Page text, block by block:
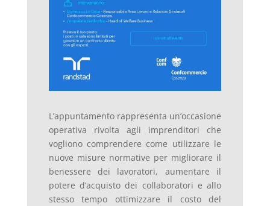
L’appuntamento rappresenta un’occasione
operativa rivolta agli imprenditori che
vogliono comprendere come utilizzare le
nuove misure normative per migliorare il
benessere dei lavoratori, aumentare il
potere d’acquisto dei collaboratori e allo
stesso tempo ottimizzare il costo del